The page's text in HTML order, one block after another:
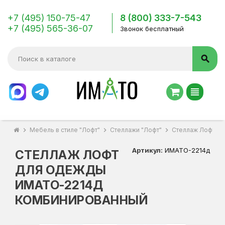
+7 (495) 150-75-47
+7 (495) 565-36-07
8 (800) 333-7-543
Звонок бесплатный
search
view_headline
chevron_right Мебель в стиле "Лофт" chevron_right Стеллажи "Лофт" chevron_right Стеллаж Лофт
СТЕЛЛАЖ ЛОФТ
ДЛЯ ОДЕЖДЫ
ИМАТО-2214Д
КОМБИНИРОВАННЫЙ
Артикул: ИМАТО-2214д